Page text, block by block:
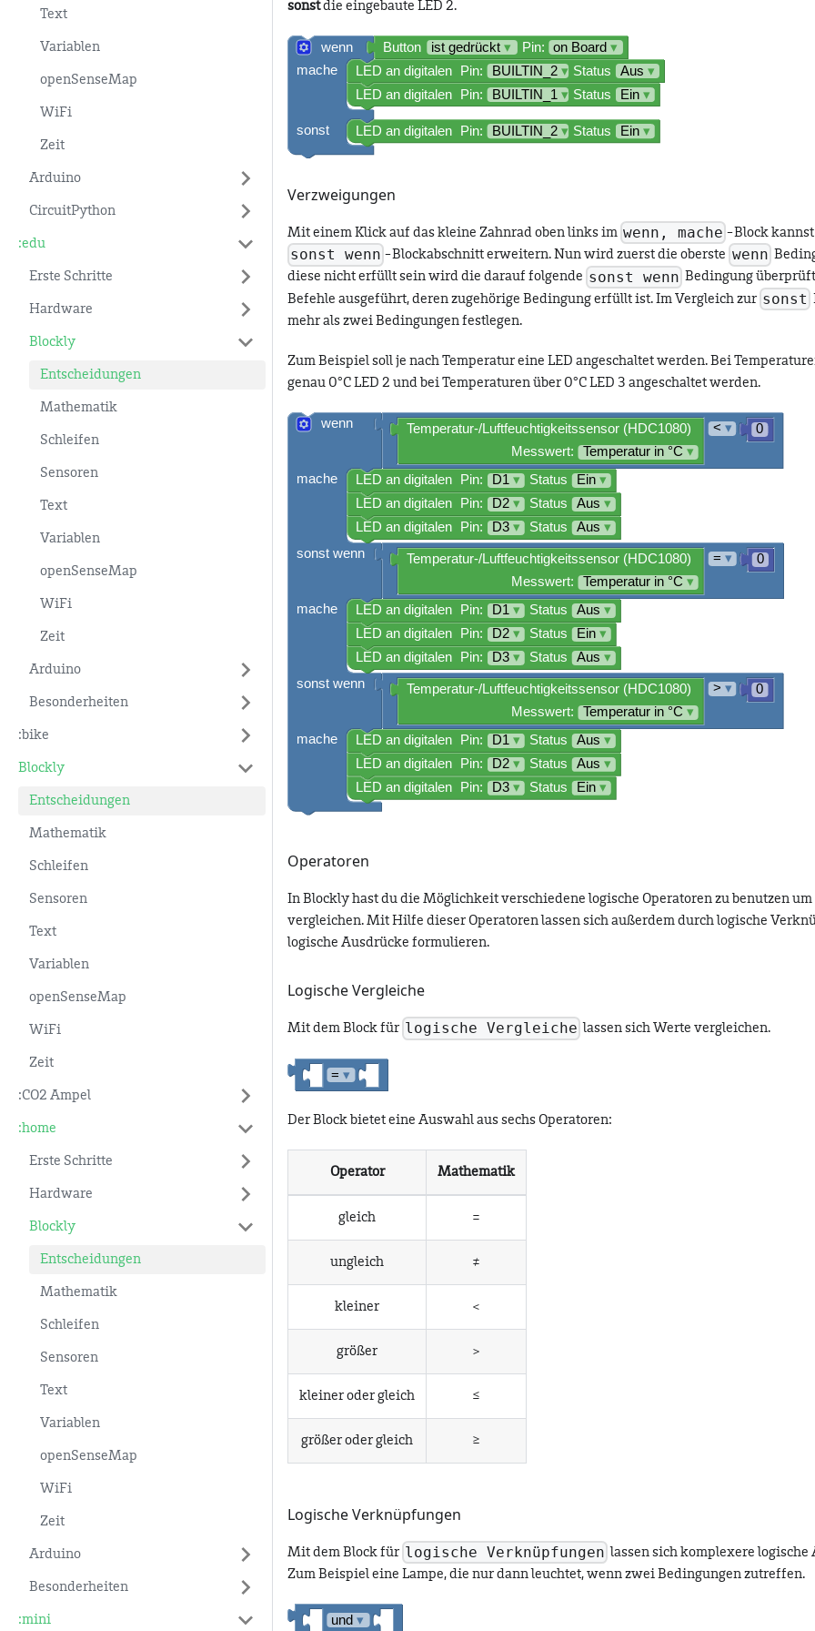
Text
Variablen
openSenseMap
WiFi
Zeit
Arduino
CircuitPython
:edu
Erste Schritte
Hardware
Blockly
Entscheidungen
Mathematik
Schleifen
Sensoren
Text
Variablen
openSenseMap
WiFi
Zeit
Arduino
Besonderheiten
:bike
Blockly
Entscheidungen
Mathematik
Schleifen
Sensoren
Text
Variablen
openSenseMap
WiFi
Zeit
:CO2 Ampel
:home
Erste Schritte
Hardware
Blockly
Entscheidungen
Mathematik
Schleifen
Sensoren
Text
Variablen
openSenseMap
WiFi
Zeit
Arduino
Besonderheiten
:mini
sonstdie eingebaute LED 2.
Verzweigungen
Mit einem Klick auf das kleine Zahnrad oben links im wenn, mache -Block
sonst wenn -Blockabschnitt erweitern. Nun wird zuerst die oberste wenn
diese nicht erfüllt sein wird die darauf folgende sonst wenn Bedingung
Befehle ausgeführt, deren zugehörige Bedingung erfüllt ist. Im Vergleich zur sonst
mehr als zwei Bedingungen festlegen.
Zum Beispiel soll je nach Temperatur eine LED angeschaltet werden. Bei
genau 0°C LED 2 und bei Temperaturen über 0°C LED 3 angeschaltet werden.
Operatoren
In Blockly hast du die Möglichkeit verschiedene logische Operatoren zu benutzen um
vergleichen. Mit Hilfe dieser Operatoren lassen sich außerdem durch logische
logische Ausdrücke formulieren.
Logische Vergleiche
Mit dem Block für logische Vergleiche lassen sich Werte vergleichen.
Der Block bietet eine Auswahl aus sechs Operatoren:
Operator Mathematik
gleich =
ungleich ≠
kleiner <
größer >
kleiner oder gleich ≤
größer oder gleich ≥
Logische Verknüpfungen
Mit dem Block für logische Verknüpfungen lassen sich komplexere
Zum Beispiel eine Lampe, die nur dann leuchtet, wenn zwei Bedingungen zutreffen.